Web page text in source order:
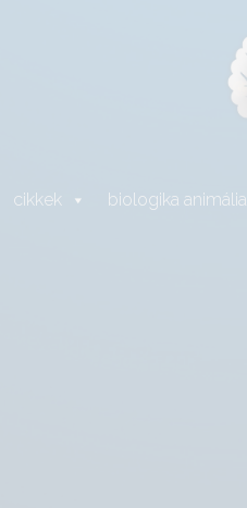
cikkek biologika animália